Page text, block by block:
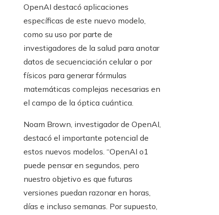
OpenAI destacó aplicaciones
específicas de este nuevo modelo,
como su uso por parte de
investigadores de la salud para anotar
datos de secuenciación celular o por
físicos para generar fórmulas
matemáticas complejas necesarias en
el campo de la óptica cuántica.
Noam Brown, investigador de OpenAI,
destacó el importante potencial de
estos nuevos modelos. “OpenAI o1
puede pensar en segundos, pero
nuestro objetivo es que futuras
versiones puedan razonar en horas,
días e incluso semanas. Por supuesto,